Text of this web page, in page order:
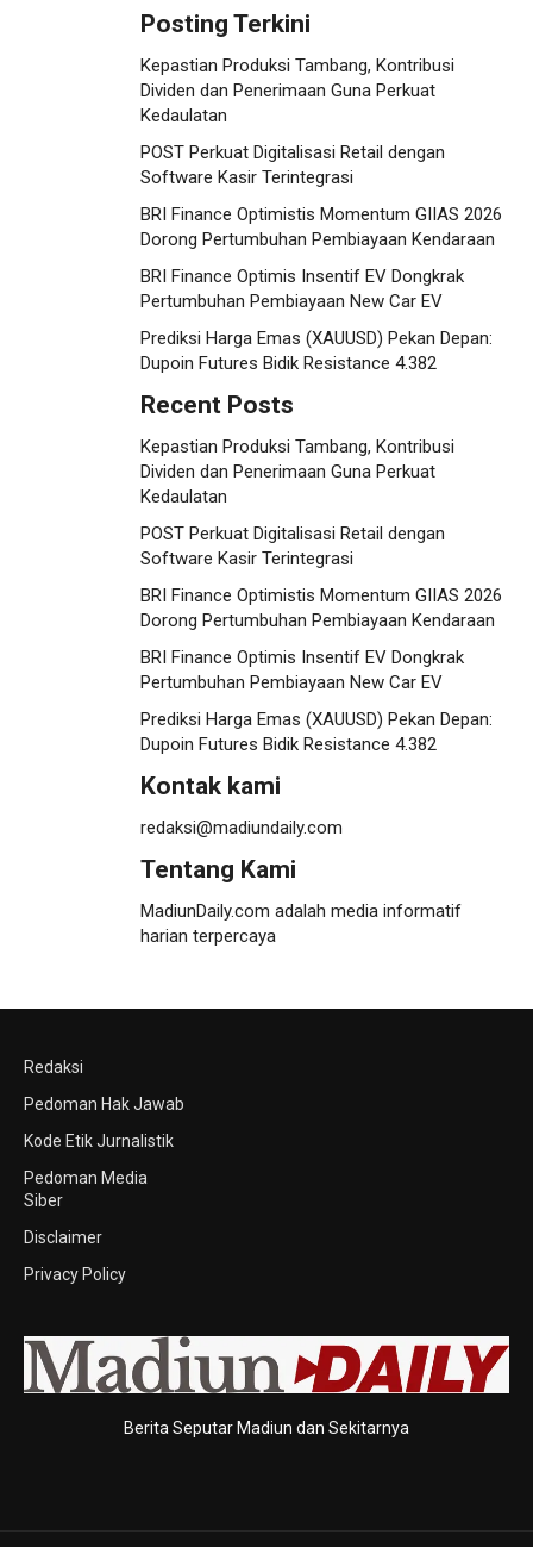
Posting Terkini
Kepastian Produksi Tambang, Kontribusi
Dividen dan Penerimaan Guna Perkuat
Kedaulatan
POST Perkuat Digitalisasi Retail dengan
Software Kasir Terintegrasi
BRI Finance Optimistis Momentum GIIAS 2026
Dorong Pertumbuhan Pembiayaan Kendaraan
BRI Finance Optimis Insentif EV Dongkrak
Pertumbuhan Pembiayaan New Car EV
Prediksi Harga Emas (XAUUSD) Pekan Depan:
Dupoin Futures Bidik Resistance 4.382
Recent Posts
Kepastian Produksi Tambang, Kontribusi
Dividen dan Penerimaan Guna Perkuat
Kedaulatan
POST Perkuat Digitalisasi Retail dengan
Software Kasir Terintegrasi
BRI Finance Optimistis Momentum GIIAS 2026
Dorong Pertumbuhan Pembiayaan Kendaraan
BRI Finance Optimis Insentif EV Dongkrak
Pertumbuhan Pembiayaan New Car EV
Prediksi Harga Emas (XAUUSD) Pekan Depan:
Dupoin Futures Bidik Resistance 4.382
Kontak kami
redaksi@madiundaily.com
Tentang Kami
MadiunDaily.com adalah media informatif
harian terpercaya
Redaksi
Pedoman Hak Jawab
Kode Etik Jurnalistik
Pedoman Media
Siber
Disclaimer
Privacy Policy
Berita Seputar Madiun dan Sekitarnya